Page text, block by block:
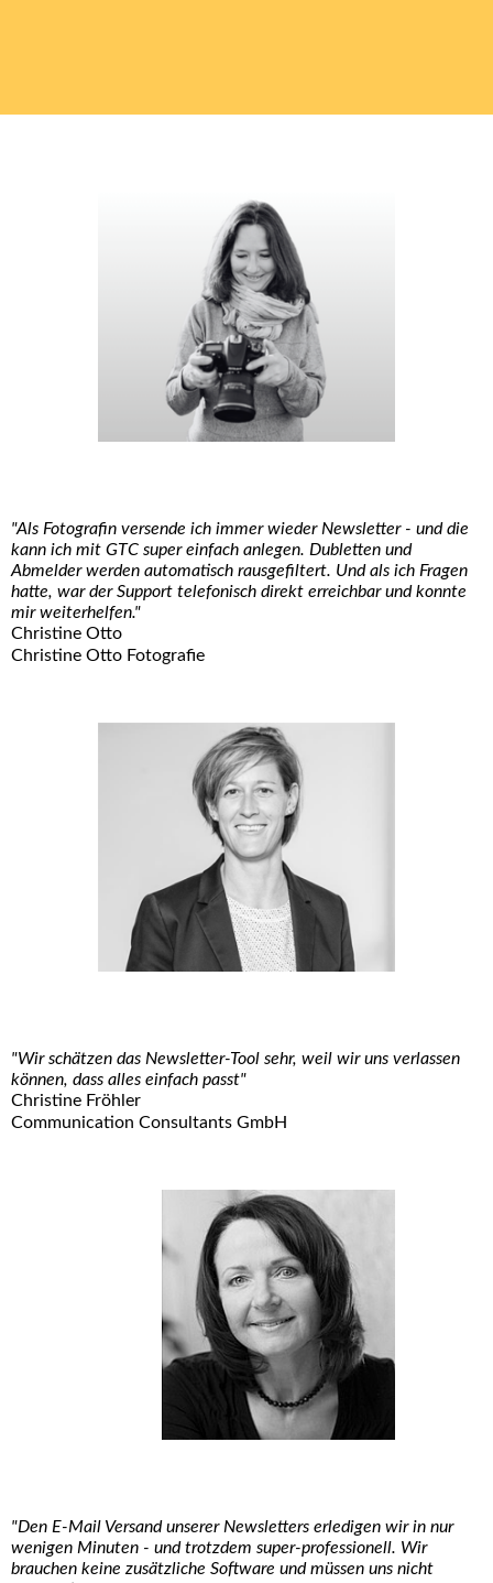
"Als Fotografin versende ich immer wieder Newsletter - und die
kann ich mit GTC super einfach anlegen. Dubletten und
Abmelder werden automatisch rausgefiltert. Und als ich Fragen
hatte, war der Support telefonisch direkt erreichbar und konnte
mir weiterhelfen."
Christine Otto
Christine Otto Fotografie
"Wir schätzen das Newsletter-Tool sehr, weil wir uns verlassen
können, dass alles einfach passt"
Christine Fröhler
Communication Consultants GmbH
"Den E-Mail Versand unserer Newsletters erledigen wir in nur
wenigen Minuten - und trotzdem super-professionell. Wir
brauchen keine zusätzliche Software und müssen uns nicht